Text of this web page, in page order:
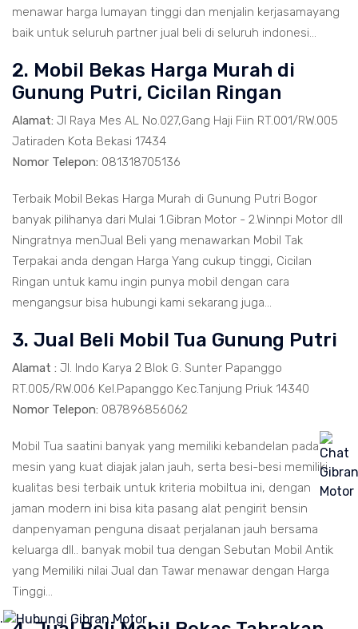
menawar harga lumayan tinggi dan menjalin kerjasamayang
baik untuk seluruh partner jual beli di seluruh indonesi...
2. Mobil Bekas Harga Murah di
Gunung Putri, Cicilan Ringan
Alamat: Jl Raya Mes AL No.027,Gang Haji Fiin RT.001/RW.005
Jatiraden Kota Bekasi 17434
Nomor Telepon: 081318705136
Terbaik Mobil Bekas Harga Murah di Gunung Putri Bogor
banyak pilihanya dari Mulai 1.Gibran Motor - 2.Winnpi Motor dll
Ningratnya menJual Beli yang menawarkan Mobil Tak
Terpakai anda dengan Harga Yang cukup tinggi, Cicilan
Ringan untuk kamu ingin punya mobil dengan cara
mengangsur bisa hubungi kami sekarang juga...
3. Jual Beli Mobil Tua Gunung Putri
Alamat : Jl. Indo Karya 2 Blok G. Sunter Papanggo
RT.005/RW.006 Kel.Papanggo Kec.Tanjung Priuk 14340
Nomor Telepon: 087896856062
Mobil Tua saatini banyak yang memiliki kebandelan pada
mesin yang kuat diajak jalan jauh, serta besi-besi memiliki
kualitas besi terbaik untuk kriteria mobiltua ini, dengan
jaman modern ini bisa kita pasang alat pengirit bensin
danpenyaman penguna disaat perjalanan jauh bersama
keluarga dll.. banyak mobil tua dengan Sebutan Mobil Antik
yang Memiliki nilai Jual dan Tawar menawar dengan Harga
Tinggi...
.